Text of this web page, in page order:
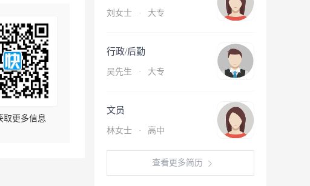
取更多信息
刘女士 · 大专
行政/后勤
吴先生 · 大专
文员
林女士 · 高中
查看更多简历